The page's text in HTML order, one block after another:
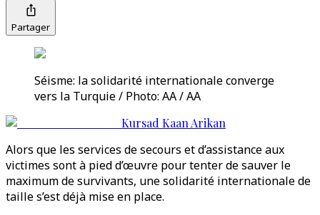
Partager
Séisme: la solidarité internationale converge
vers la Turquie / Photo: AA / AA
Kursad Kaan Arikan
Alors que les services de secours et d’assistance aux
victimes sont à pied d’œuvre pour tenter de sauver le
maximum de survivants, une solidarité internationale de
taille s’est déjà mise en place.